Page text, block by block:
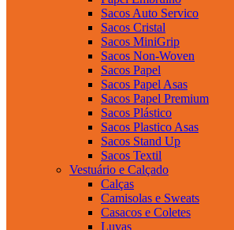
Sacos Auto Servico
Sacos Cristal
Sacos MiniGrip
Sacos Non-Woven
Sacos Papel
Sacos Papel Asas
Sacos Papel Premium
Sacos Plástico
Sacos Plastico Asas
Sacos Stand Up
Sacos Textil
Vestuário e Calçado
Calças
Camisolas e Sweats
Casacos e Coletes
Luvas